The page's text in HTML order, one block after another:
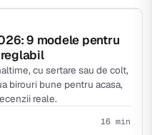
9 modele pentru
cu sertare sau de colt,
birouri bune pentru acasa,
reale.
16 min